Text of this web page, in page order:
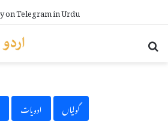
on Telegram in Urdu
ادویات گولیاں